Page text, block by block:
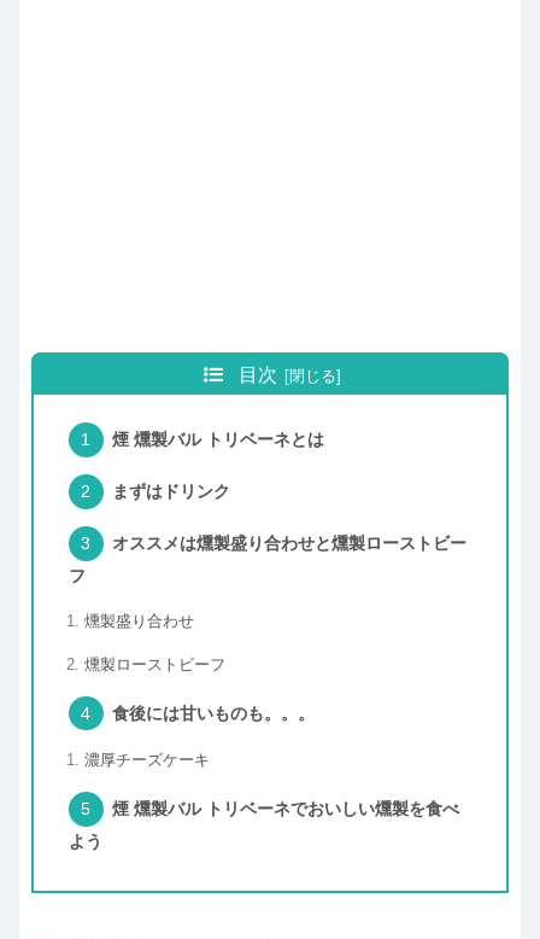
目次
煙 燻製バル トリベーネとは
まずはドリンク
オススメは燻製盛り合わせと燻製ローストビー
フ
燻製盛り合わせ
燻製ローストビーフ
食後には甘いものも。。。
濃厚チーズケーキ
煙 燻製バル トリベーネでおいしい燻製を食べ
よう